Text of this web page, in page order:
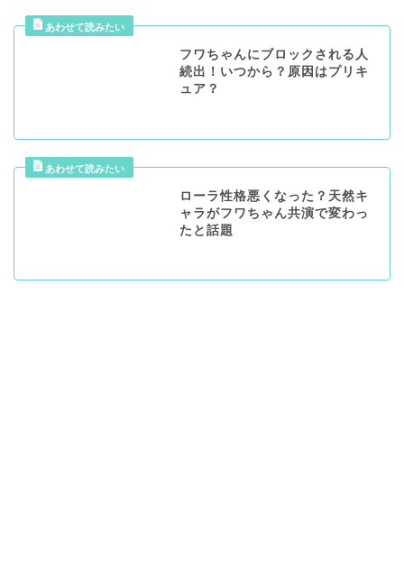
フワちゃんにブロックされる人
続出！いつから？原因はプリキ
ュア？
ローラ性格悪くなった？天然キ
ャラがフワちゃん共演で変わっ
たと話題